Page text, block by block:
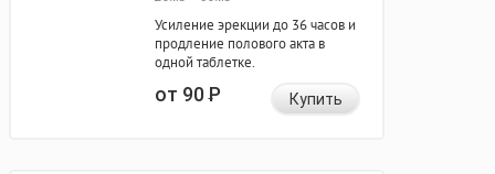
Усиление эрекции до 36 часов и
продление полового акта в
одной таблетке.
от 90Р Купить